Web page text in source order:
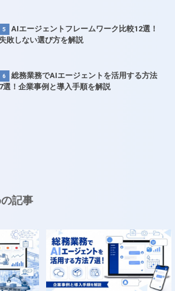
AIエージェントフレームワーク比較12選！
失敗しない選び方を解説
総務業務でAIエージェントを活用する方法
7選！企業事例と導入手順を解説
記事